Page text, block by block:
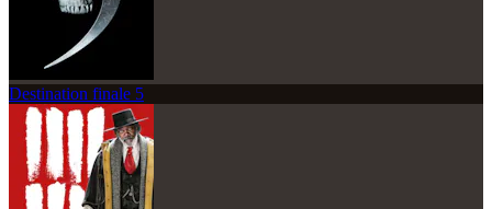
Destination finale 5